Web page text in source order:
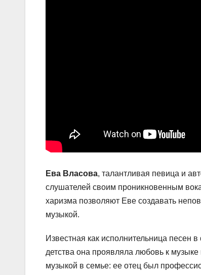
Ева Власова, талантливая певица и
слушателей своим проникновенным
харизма позволяют Еве создавать
музыкой.
Известная как исполнительница песен
детства она проявляла любовь к
музыкой в семье: ее отец был